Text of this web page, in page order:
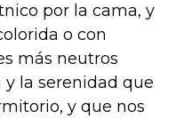
por la cama, y
o con
más neutros
la serenidad que
y que nos